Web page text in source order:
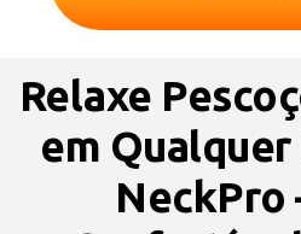
Relaxe
em
NeckPro